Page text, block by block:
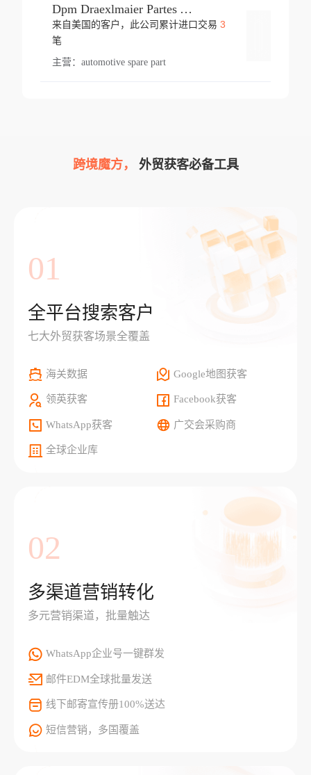
Dpm Draexlmaier Partes Automotrices Corr Ind Huejotzingo
来自美国的客户，此公司累计进口交易 3
笔
主营： automotive spare part
跨境魔方， 外贸获客必备工具
01
全平台搜索客户
七大外贸获客场景全覆盖
海关数据 Google地图获客
领英获客 Facebook获客
WhatsApp获客 广交会采购商
全球企业库
02
多渠道营销转化
多元营销渠道，批量触达
WhatsApp企业号一键群发
邮件EDM全球批量发送
线下邮寄宣传册100%送达
短信营销，多国覆盖